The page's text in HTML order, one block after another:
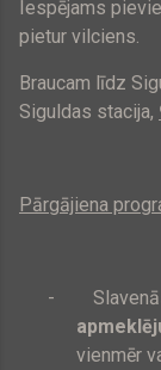
Iespējams
pietur vilciens.
Braucam līdz
Siguldas stacija,
Pārgājiena
-
vienmēr